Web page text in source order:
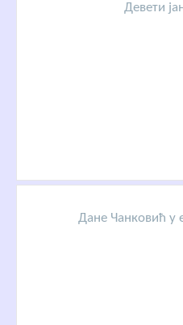
Девети
Дане Чанковић у